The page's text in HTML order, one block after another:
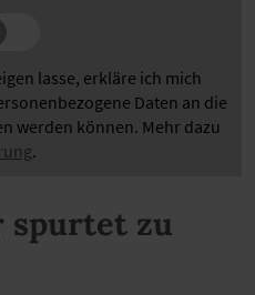
lasse, erkläre ich mich
Daten an die
werden können. Mehr dazu
.
spurtet zu